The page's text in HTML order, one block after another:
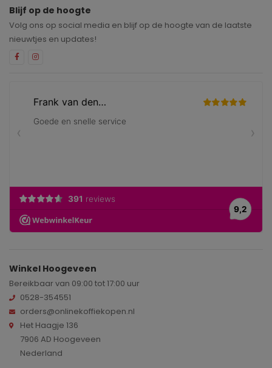
Blijf op de hoogte
Volg ons op social media en blijf op de hoogte van de laatste
nieuwtjes en updates!
Winkel Hoogeveen
Bereikbaar van 09:00 tot 17:00 uur
0528-354551
orders@onlinekoffiekopen.nl
Het Haagje 136
7906 AD Hoogeveen
Nederland